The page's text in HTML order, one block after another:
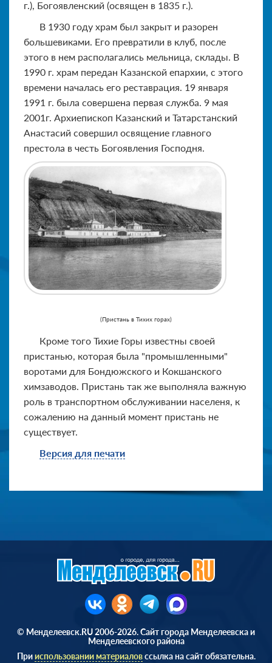
г.), Богоявленский (освящен в 1835 г.).
В 1930 году храм был закрыт и разорен
большевиками. Его превратили в клуб, после
этого в нем располагались мельница, склады. В
1990 г. храм передан Казанской епархии, с этого
времени началась его реставрация. 19 января
1991 г. была совершена первая служба. 9 мая
2001г. Архиепископ Казанский и Татарстанский
Анастасий совершил освящение главного
престола в честь Богоявления Господня.
(Пристань в Тихих горах)
Кроме того Тихие Горы известны своей
пристанью, которая была "промышленными"
воротами для Бондюжского и Кокшанского
химзаводов. Пристань так же выполняла важную
роль в транспортном обслуживании населеня, к
сожалению на данный момент пристань не
существует.
Версия для печати
© Менделеевск.RU 2006-2026. Сайт города Менделеевска и
Менделеевского района
Прииспользовании материаловссылка на сайт обязательна.